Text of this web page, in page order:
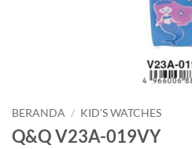
BERANDA / KID'S WATCHES
Q&Q V23A-019VY